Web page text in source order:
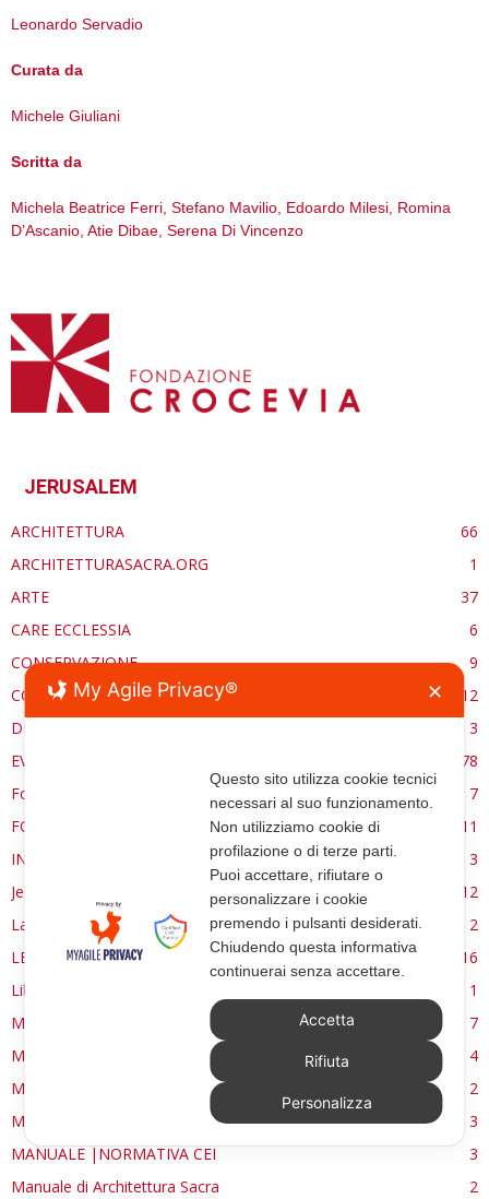
Leonardo Servadio
Curata da
Michele Giuliani
Scritta da
Michela Beatrice Ferri, Stefano Mavilio, Edoardo Milesi, Romina
D’Ascanio, Atie Dibae, Serena Di Vincenzo
JERUSALEM
ARCHITETTURA
66
ARCHITETTURASACRA.ORG
1
ARTE
37
CARE ECCLESSIA
6
CONSERVAZIONE
9
CONTROCANTO
12
DE RE AEDIFICATORIA
3
EVENTI
78
Forma, spazio e ordine
7
FORMAZIONE
11
INTERVIEW
3
Jerusalem
12
La Materia e l'Immagine
2
LETTURE
16
Libri
1
MANUALE | FUOCHI LITURGICI
7
MANUALE | PATRIMONIO
4
MANUALE | PREMESSA
2
MANUALE | SIMBOLI E FORME
3
MANUALE |NORMATIVA CEI
3
Manuale di Architettura Sacra
2
My Agile Privacy® ✕
Questo sito utilizza cookie tecnici
necessari al suo funzionamento.
Non utilizziamo cookie di
profilazione o di terze parti.
Puoi accettare, rifiutare o
personalizzare i cookie
premendo i pulsanti desiderati.
Chiudendo questa informativa
continuerai senza accettare.
Accetta
Rifiuta
Personalizza